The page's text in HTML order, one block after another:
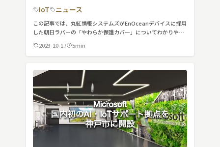
ロボット
スマート物流
ニュース
デジタルサイネージ
カメラ
IoT
ニュース
この記事では、丸紅情報システムズがEnOceanデバイスに採用
した朝日ラバーの「やわらか保護カバー」についてわかりやす
2023-10-17 5min